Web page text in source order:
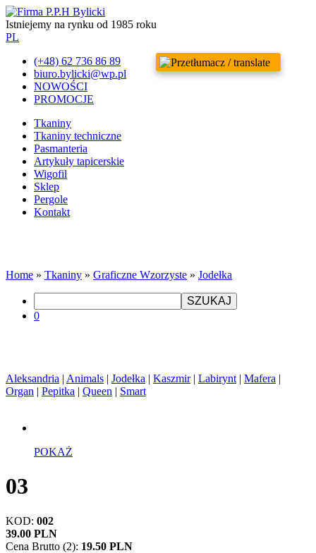
Istniejemy na rynku od 1985 roku
PL
(+48) 62 736 86 89
biuro.bylicki@wp.pl
NOWOŚCI
PROMOCJE
Tkaniny
Tkaniny techniczne
Pasmanteria
Artykuły tapicerskie
Wigofil
Sklep
Pergole
Kontakt
Home » Tkaniny » Graficzne Wzorzyste » Jodełka
SZUKAJ
0
Aleksandria | Animals | Jodełka | Kaszmir| Labirynt | Mafera |
Organ | Pepitka | Queen | Smart
POKAŻ
03
KOD: 002
39.00 PLN
Cena Brutto (2): 19.50 PLN